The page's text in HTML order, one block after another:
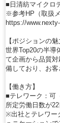
■日清紡マイクロ
※参考HP（取扱メ
https://
【ポジションの魅
世界Top20の半導
て企画から品質
備しており、お客
【働き方】
■テレワーク：可
所定労働日数が
※出社とテレワー